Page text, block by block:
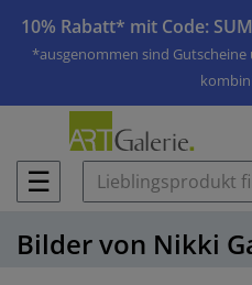
10% Rabatt* mit Code:
*ausgenommen sind
☰
Bilder von Nikki